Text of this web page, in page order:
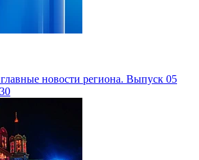
новости региона. Выпуск 05